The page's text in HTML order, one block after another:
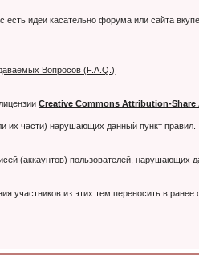
есть идеи касательно форума или сайта
Вопросов (F.A.Q.)
Creative Commons Attribution-Share
их части) нарушающих данный пункт правил.
(аккаунтов) пользователей, нарушающих
участников из этих тем переносить в ранее